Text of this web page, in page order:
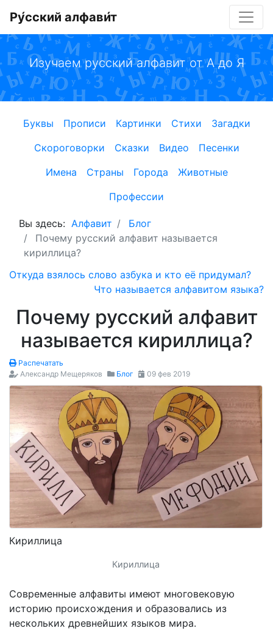
Ру́сский алфави́т
Изучаем русский алфавит от А до Я
Буквы Прописи Картинки Стихи
Загадки
Скороговорки
Сказки Видео
Песенки
Имена
Страны Города
Животные
Профессии
Вы здесь: Алфавит
Блог
Почему русский алфавит называется
кириллица?
Откуда взялось слово азбука и кто её придумал?
Что называется алфавитом языка?
Почему русский алфавит
называется кириллица?
Распечатать
Александр Мещеряков
Блог 09 фев 2019
Кириллица
Кириллица
Современные алфавиты имеют многовековую
историю происхождения и образовались из
нескольких древнейших языков мира.